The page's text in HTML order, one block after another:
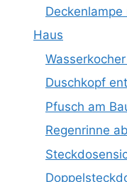
Deckenlampe
Haus
Duschkopf
Pfusch am
Regenrinne